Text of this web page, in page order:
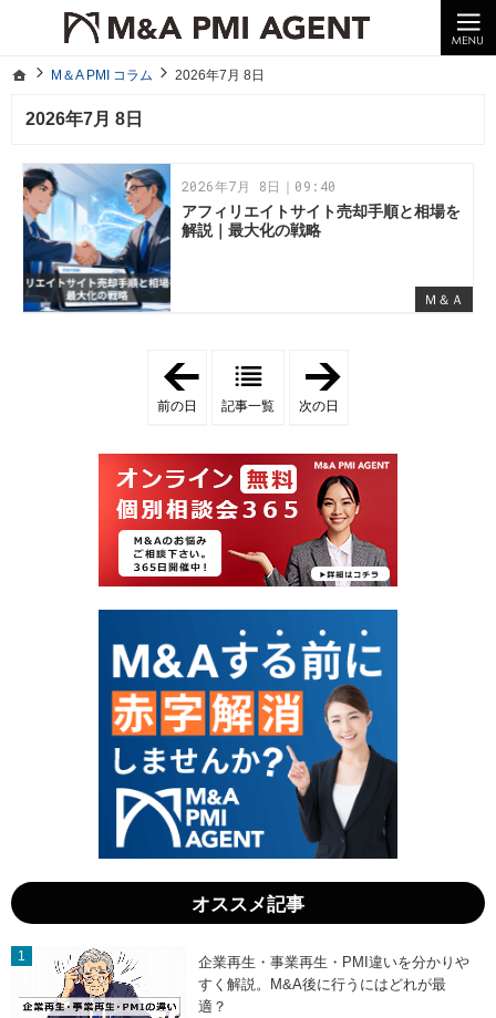
ホームM＆A PMI コラム 2026年7月 8日
2026年7月 8日
10年以上の経験。企業の経営統合や売却はM＆A PMI AGENTへ。
M＆A PMI コラム｜M＆A・PMI・事業承継のポイントや成功事例をわかりやすくご紹介
Ｍ＆Ａ
2026年7月 8日｜09:40
アフィリエイトサイト売却手順と相場を
解説｜最大化の戦略
7
月
日
」
前の日 記事一覧
7
月
9
日
」
次の日
オススメ記事
企業再生・事業再生・PMI違いを分かりや
すく解説。M&A後に行うにはどれが最
適？
ホームM＆A PMI コラム 2026年7月 8日